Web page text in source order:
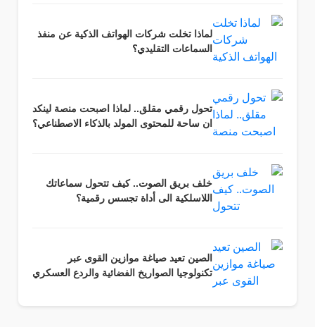
لماذا تخلت شركات الهواتف الذكية عن منفذ
السماعات التقليدي؟
تحول رقمي مقلق.. لماذا اصبحت منصة لينكد
ان ساحة للمحتوى المولد بالذكاء الاصطناعي؟
خلف بريق الصوت.. كيف تتحول سماعاتك
اللاسلكية الى أداة تجسس رقمية؟
الصين تعيد صياغة موازين القوى عبر
تكنولوجيا الصواريخ الفضائية والردع العسكري